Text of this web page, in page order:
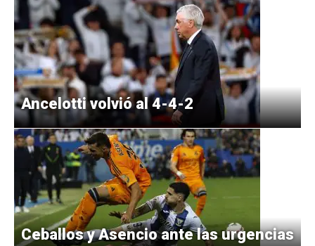
Ancelotti volvió al 4-4-2
Ceballos y Asencio ante las urgencias